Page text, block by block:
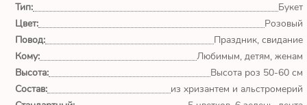
качество на "5"! Очень
удобно заказывать онлайн.
Стану постоянным
клиентом.
Тип:
Букет
Цвет:
Розовый
Повод:
Праздник, свидание
Кому:
Любимым, детям, женам
Высота:
Высота роз 50-60 см
Состав:
из хризантем и альстромерий